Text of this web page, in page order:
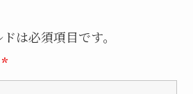
は必須項目です。
*